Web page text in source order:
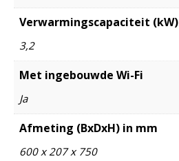
Verwarmingscapaciteit (kW)
3,2
Met ingebouwde Wi-Fi
Ja
Afmeting (BxDxH) in mm
600 x 207 x 750